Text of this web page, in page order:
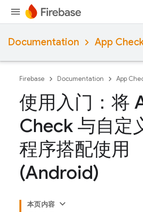
Documentation App
Firebase Documentation App
使用入门：将
Check 与自定
程序搭配使用
(Android)
本页内容